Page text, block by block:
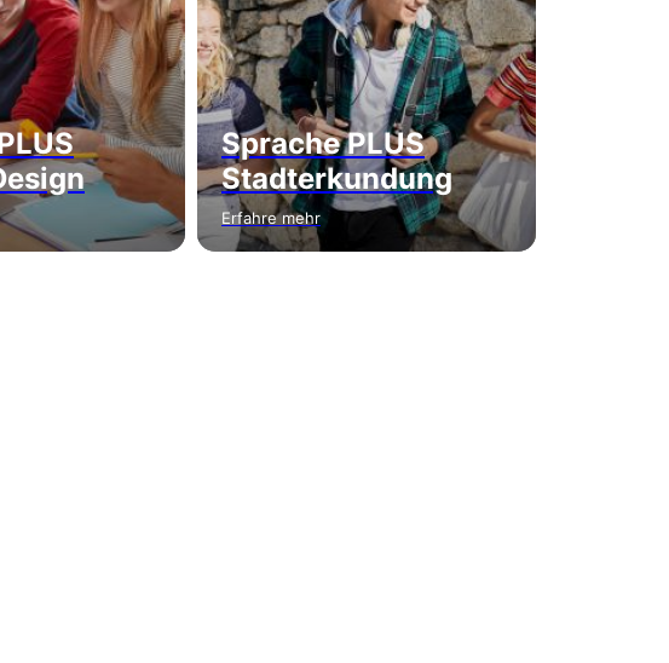
Sprache PLUS
Stadterkundung
Erfahre mehr